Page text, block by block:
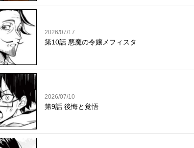
2026/07/17
第10話 悪魔の令嬢メフィスタ
2026/07/10
第9話 後悔と覚悟